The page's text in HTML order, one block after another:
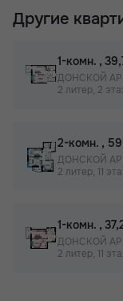
Другие
1-комн. ,
ДОНСКОЙ
2 литер, 2
2-комн. ,
ДОНСКОЙ
2 литер, 11
1-комн. ,
ДОНСКОЙ
2 литер, 11